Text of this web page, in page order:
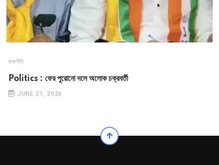
রাজনীতি
Politics : ফের পুরোনো দলে অলোক চক্রবর্তী
JUNE 21, 2026